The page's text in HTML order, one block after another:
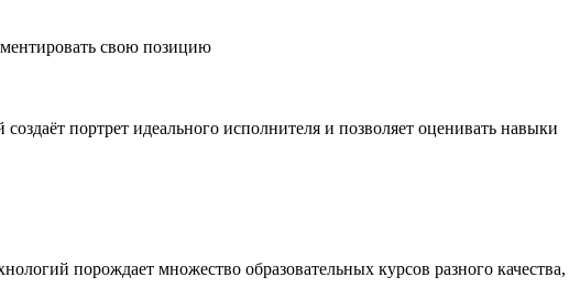
свою позицию
портрет идеального исполнителя и позволяет оценивать навыки
порождает множество образовательных курсов разного качества,